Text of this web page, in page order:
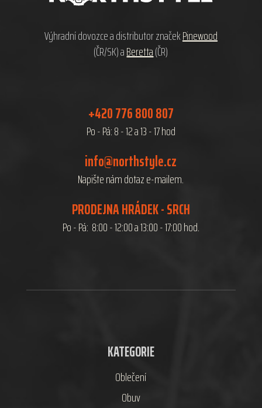
Výhradní dovozce a distributor značekPinewood
(ČR/SK) aBeretta(ČR)
+420 776 800 807
Po - Pá: 8 - 12 a 13 - 17 hod
info@northstyle.cz
Napište nám dotaz e-mailem.
PRODEJNA HRÁDEK - SRCH
Po - Pá: 8:00 - 12:00 a 13:00 - 17:00 hod.
KATEGORIE
Oblečení
Obuv